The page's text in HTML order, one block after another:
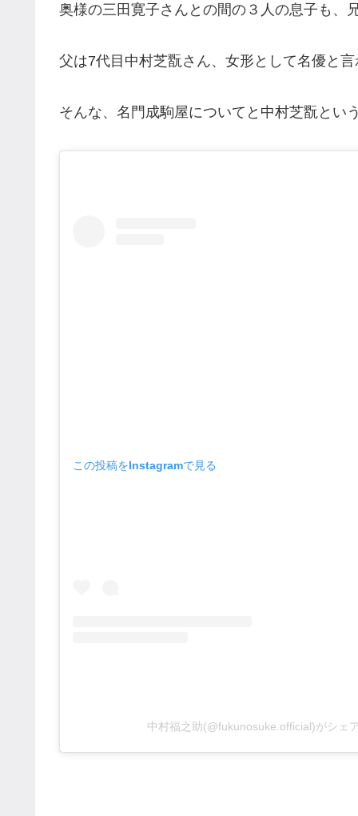
奥様の三田寛子さんとの間の３人の息子も、
父は7代目中村芝翫さん、女形として名優と
そんな、名門成駒屋についてと中村芝翫とい
この投稿をInstagramで見る
中村福之助(@fukunosuke.official)がシェ